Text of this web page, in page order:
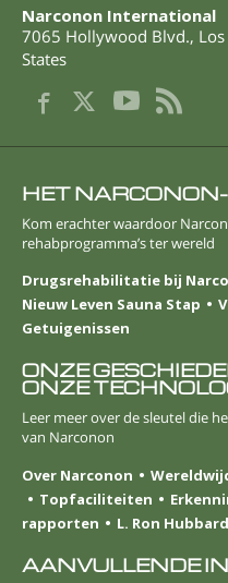
Narconon International
7065 Hollywood Blvd.,
States
HET
Kom erachter waardoor
rehabprogramma’s ter wereld
Drugsrehabilitatie bij
Nieuw Leven Sauna Stap
Getuigenissen
ONZE
ONZE
Leer meer over de sleutel die
van Narconon
Over Narconon
Topfaciliteiten
rapporten
L. Ron Hubbard
AANVULLENDE